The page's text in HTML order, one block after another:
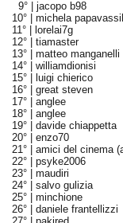
9° | jacopo b98
10° | michela
11° |
lorelai7g
12° | tiamaster
13° | matteo manganelli
14° | williamdionisi
15° |
luigi chierico
16° | great steven
17° | anglee
18° | anglee
19° | davide chiappetta
20° | enzo70
21° | amici del cinema
22° | psyke2006
23° | maudiri
24° | salvo gulizia
25° | minchione
26° | daniele frantellizzi